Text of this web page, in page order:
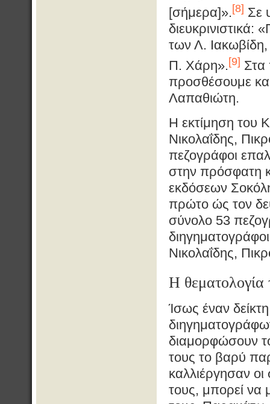
[σήμερα]».[8] Σε
των Λ.
Π. Χάρη».[9] Στα
προσθέσουμε
Λαπαθιώτη.
Η εκτίμηση του
Νικολαΐδης,
πεζογράφοι
στην πρόσφατη
εκδόσεων
πρώτο ώς τον
σύνολο 53
Νικολαΐδης,
Η θεματολογία
Ίσως έναν
διαμορφώσουν
τους το βαρύ
καλλιέργησαν οι
τους, μπορεί να